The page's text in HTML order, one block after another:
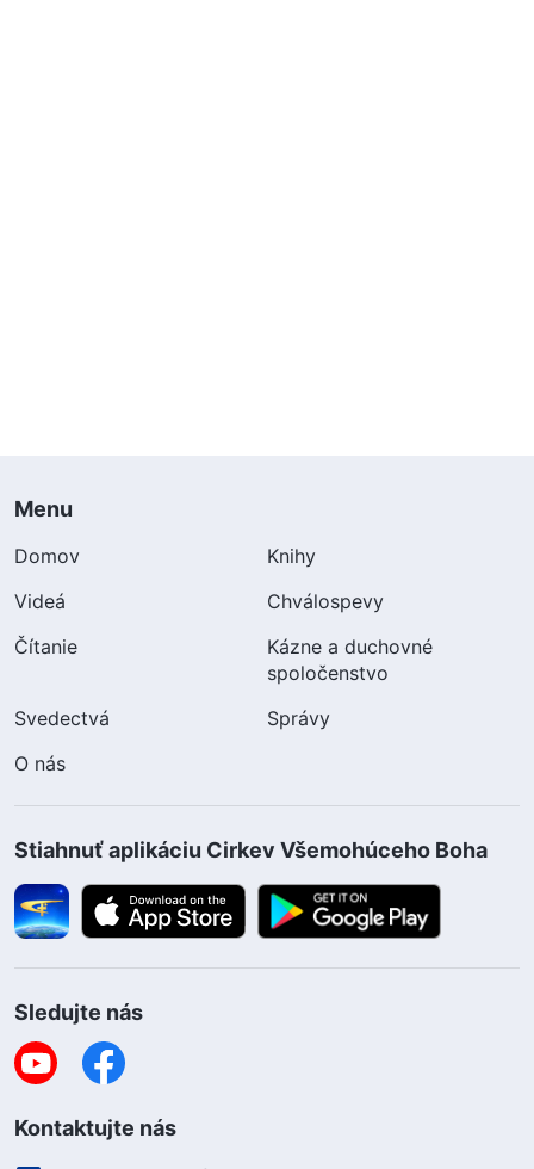
Menu
Domov
Knihy
Videá
Chválospevy
Čítanie
Kázne a duchovné
spoločenstvo
Svedectvá
Správy
O nás
Stiahnuť aplikáciu Cirkev Všemohúceho Boha
Sledujte nás
Kontaktujte nás